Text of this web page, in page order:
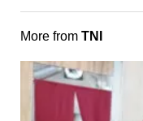
More from TNI